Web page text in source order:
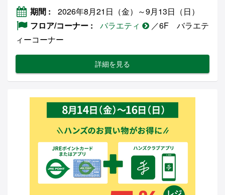
期間
2026年8月21日（金）～9月13日（日）
フロア/コーナー
バラエティ
／6F バラエテ
ィーコーナー
詳細を見る